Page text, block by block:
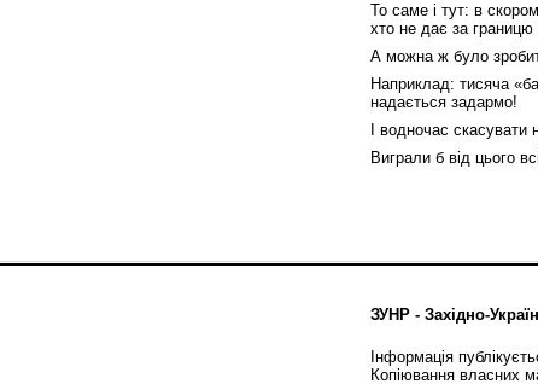
То саме і тут: в
хто не дає за границю
А можна ж було
Наприклад: тисяча
надається задармо!
І водночас
Виграли б від цього
ЗУНР - Західно-
Інформація
Копіювання власних